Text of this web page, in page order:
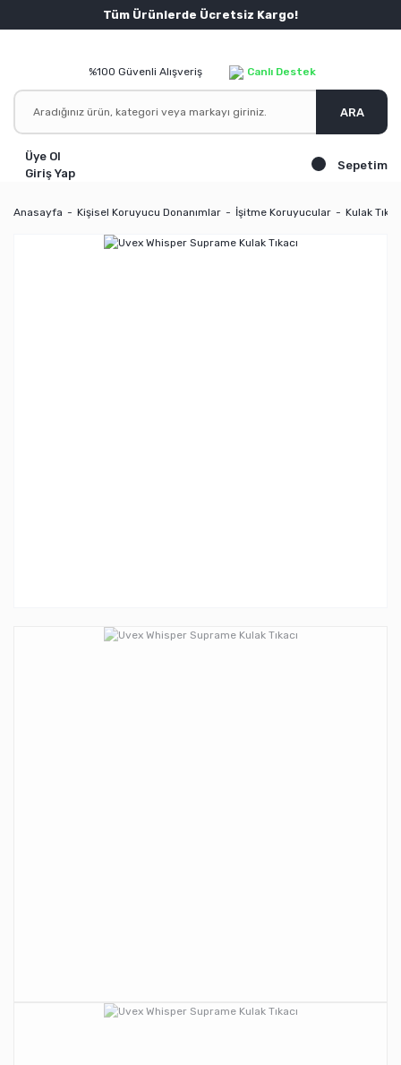
Tüm Ürünlerde Ücretsiz Kargo!
%100 Güvenli Alışveriş Canlı Destek
ARA
Üye Ol
Giriş Yap
Sepetim
Anasayfa Kişisel Koruyucu Donanımlar İşitme Koruyucular Kulak